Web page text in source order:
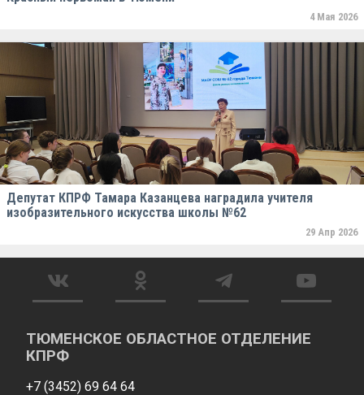
4 Мая 2026
Депутат КПРФ Тамара Казанцева наградила учителя
изобразительного искусства школы №62
29 Апр 2026
ТЮМЕНСКОЕ ОБЛАСТНОЕ ОТДЕЛЕНИЕ
КПРФ
+7 (3452) 69 64 64